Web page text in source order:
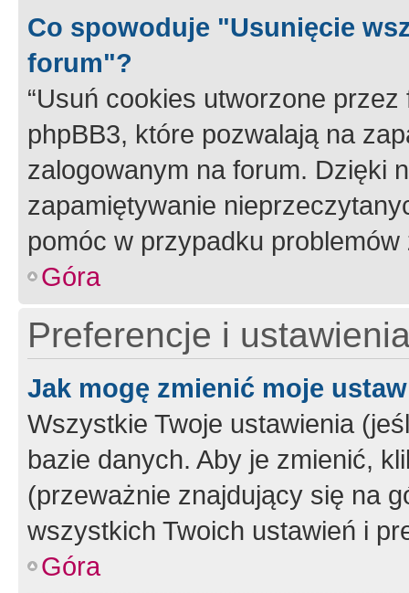
Co spowoduje "Usunięcie
forum"?
“Usuń cookies utworzone
phpBB3, które pozwalają na
zalogowanym na forum. Dzięki
zapamiętywanie
pomóc w przypadku
Góra
Preferencje i
Jak mogę zmienić moje
Wszystkie Twoje ustawienia
bazie danych. Aby je zmienić,
(przeważnie znajdujący się na
wszystkich Twoich ustawień i
Góra